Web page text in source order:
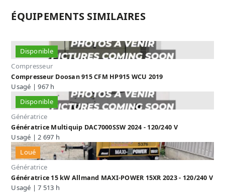
ÉQUIPEMENTS SIMILAIRES
Disponible
Compresseur
Compresseur Doosan 915 CFM HP915 WCU 2019
Usagé | 967 h
Disponible
Génératrice
Génératrice Multiquip DAC7000SSW 2024 - 120/240 V
Usagé | 2 697 h
Loué
Génératrice
Génératrice 15 kW Allmand MAXI-POWER 15XR 2023 - 120/240 V
Usagé | 7 513 h